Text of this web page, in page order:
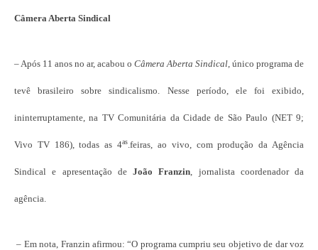
Câmera Aberta Sindical
– Após 11 anos no ar, acabou o Câmera Aberta Sindical , único programa de
tevê brasileiro sobre sindicalismo. Nesse período, ele foi exibido,
ininterruptamente, na TV Comunitária da Cidade de São Paulo (NET 9;
Vivo TV 186), todas as 4as .feiras, ao vivo, com produção da Agência
Sindical e apresentação de João Franzin , jornalista coordenador da
agência.
– Em nota, Franzin afirmou: “O programa cumpriu seu objetivo de dar voz